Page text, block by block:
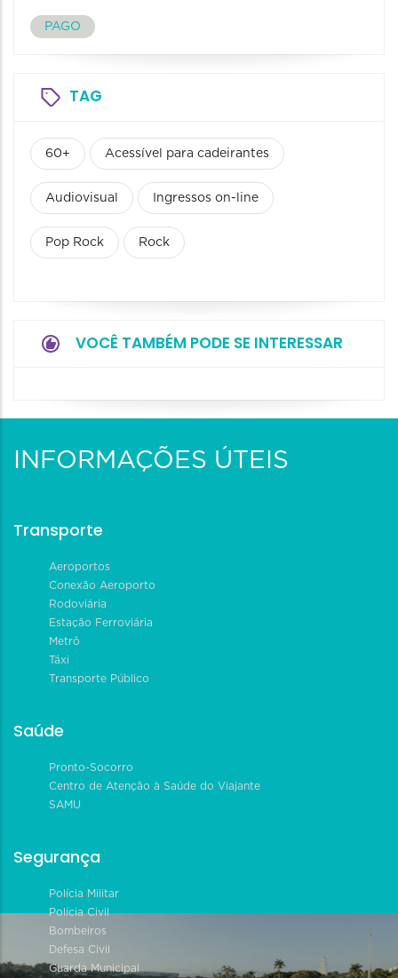
PAGO
TAG
60+ Acessível para cadeirantes
Audiovisual Ingressos on-line
Pop Rock Rock
VOCÊ TAMBÉM PODE SE INTERESSAR
INFORMAÇÕES ÚTEIS
Transporte
Aeroportos
Conexão Aeroporto
Rodoviária
Estação Ferroviária
Metrô
Táxi
Transporte Público
Saúde
Pronto-Socorro
Centro de Atenção à Saúde do Viajante
SAMU
Segurança
Polícia Militar
Polícia Civil
Bombeiros
Defesa Civil
Guarda Municipal